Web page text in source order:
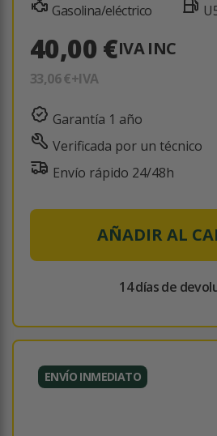
Gasolina/eléctrico
40,00 €IVA INC
33,06 €+IVA
Garantía 1 año
Verificada por un técnico
Envío rápido 24/48h
AÑADIR AL
14 días de
ENVÍO INMEDIATO